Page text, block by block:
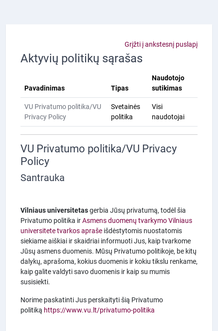
Grįžti į ankstesnį puslapį
Aktyvių politikų sąrašas
Pavadinimas Tipas
Naudotojo
sutikimas
VU Privatumo politika/VU
Privacy Policy
Svetainės
politika
Visi
naudotojai
VU Privatumo politika/VU Privacy
Policy
Santrauka
Vilniaus universitetasgerbia Jūsų privatumą, todėl šia
Privatumo politika irAsmens duomenų tvarkymo Vilniaus
universitete tvarkos apraše išdėstytomis nuostatomis
siekiame aiškiai ir skaidriai informuoti Jus, kaip tvarkome
Jūsų asmens duomenis. Mūsų Privatumo politikoje, be kitų
dalykų, aprašoma, kokius duomenis ir kokiu tikslu renkame,
kaip galite valdyti savo duomenis ir kaip su mumis
susisiekti.
Norime paskatinti Jus perskaityti šią Privatumo
politiką https://www.vu.lt/privatumo-politika